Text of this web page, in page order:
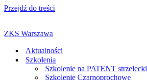
Przejdź do treści
ZKS Warszawa
Aktualności
Szkolenia
Szkolenie na PATENT strzelecki
Szkolenie Czarnoprochowe